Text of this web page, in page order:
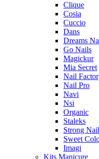
Clique
Cosia
Cuccio
Dans
Dreams
Go Nails
Magickur
Mia Secret
Nail
Nail Pro
Navi
Nsi
Organic
Staleks
Strong
Sweet
Imagi
Kits Manicure